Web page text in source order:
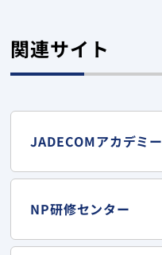
関連サイト
JADECOMアカデミー
NP研修センター